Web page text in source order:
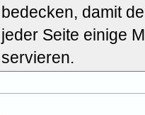
bedecken, damit
jeder Seite einige
servieren.